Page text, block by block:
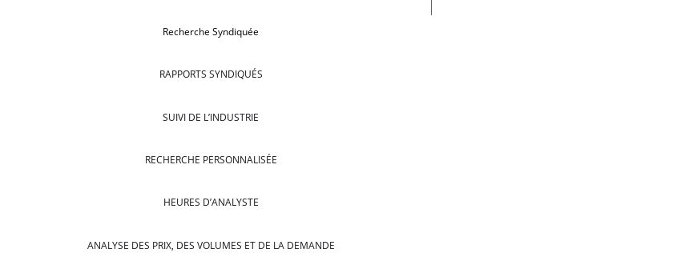
Recherche Syndiquée
RAPPORTS SYNDIQUÉS
SUIVI DE L’INDUSTRIE
RECHERCHE PERSONNALISÉE
HEURES D’ANALYSTE
ANALYSE DES PRIX, DES VOLUMES ET DE LA DEMANDE